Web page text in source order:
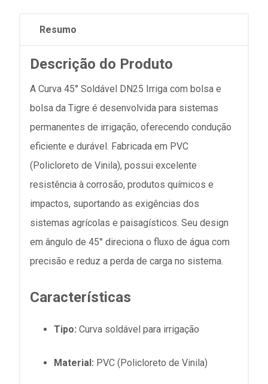
Resumo
Descrição do Produto
A Curva 45° Soldável DN25 Irriga com bolsa e
bolsa da Tigre é desenvolvida para sistemas
permanentes de irrigação, oferecendo condução
eficiente e durável. Fabricada em PVC
(Policloreto de Vinila), possui excelente
resistência à corrosão, produtos químicos e
impactos, suportando as exigências dos
sistemas agrícolas e paisagísticos. Seu design
em ângulo de 45° direciona o fluxo de água com
precisão e reduz a perda de carga no sistema.
Características
Tipo: Curva soldável para irrigação
Material: PVC (Policloreto de Vinila)